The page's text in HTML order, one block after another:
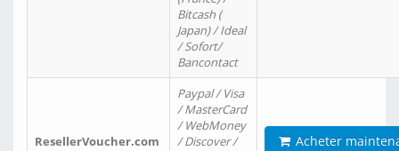
Bitcash (
Japan) / Ideal
/ Sofort/
Bancontact
ResellerVoucher.com
Paypal / Visa
/ MasterCard
/ WebMoney
/ Discover /
Acheter